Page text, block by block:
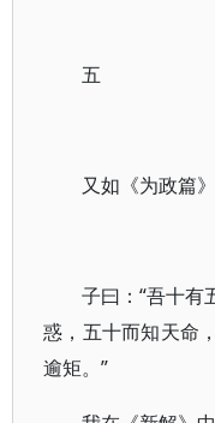
五
又如《为政篇》
子曰：“吾十有
惑，五十而知天命
逾矩。”